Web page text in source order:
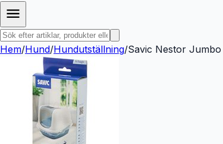
Hem/Hund/Hundutställning/Savic Nestor